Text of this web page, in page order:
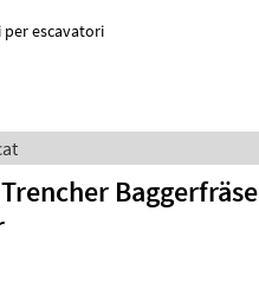
per escavatori
Baggerfräse